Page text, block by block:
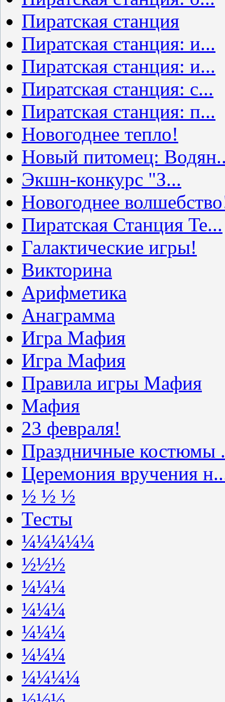
Пиратская станция
Пиратская станция: и...
Пиратская станция: и...
Пиратская станция: с...
Пиратская станция: п...
Новогоднее тепло!
Новый питомец:
Экшн-конкурс "З...
Новогоднее
Пиратская Станция Te...
Галактические игры!
Викторина
Арифметика
Анаграмма
Игра Мафия
Игра Мафия
Правила игры Мафия
Мафия
23 февраля!
Праздничные костюмы
Церемония вручения
½ ½ ½
Тесты
¼¼¼¼¼
½½½
¼¼¼
¼¼¼
¼¼¼
¼¼¼
¼¼¼¼